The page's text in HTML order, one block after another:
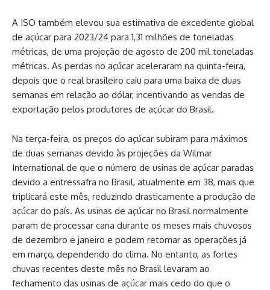
A ISO também elevou sua estimativa de excedente global
de açúcar para 2023/24 para 1,31 milhões de toneladas
métricas, de uma projeção de agosto de 200 mil toneladas
métricas. As perdas no açúcar aceleraram na quinta-feira,
depois que o real brasileiro caiu para uma baixa de duas
semanas em relação ao dólar, incentivando as vendas de
exportação pelos produtores de açúcar do Brasil.
Na terça-feira, os preços do açúcar subiram para máximos
de duas semanas devido às projeções da Wilmar
International de que o número de usinas de açúcar paradas
devido a entressafra no Brasil, atualmente em 38, mais que
triplicará este mês, reduzindo drasticamente a produção de
açúcar do país. As usinas de açúcar no Brasil normalmente
param de processar cana durante os meses mais chuvosos
de dezembro e janeiro e podem retomar as operações já
em março, dependendo do clima. No entanto, as fortes
chuvas recentes deste mês no Brasil levaram ao
fechamento das usinas de açúcar mais cedo do que o